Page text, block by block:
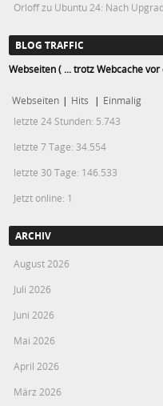
Orloffzu Ubuntu 24: Nach
BLOG TRAFFIC
Webseiten ( ... trotz Webcache vor
Webseiten | Hits | Einmalig
letzte 24 Stunden: 5.743
letzte 7 Tage: 34.554
letzte 30 Tage: 146.533
Jetzt online: 1
ARCHIV
August 2026
Juli 2026
Juni 2026
Mai 2026
April 2026
März 2026